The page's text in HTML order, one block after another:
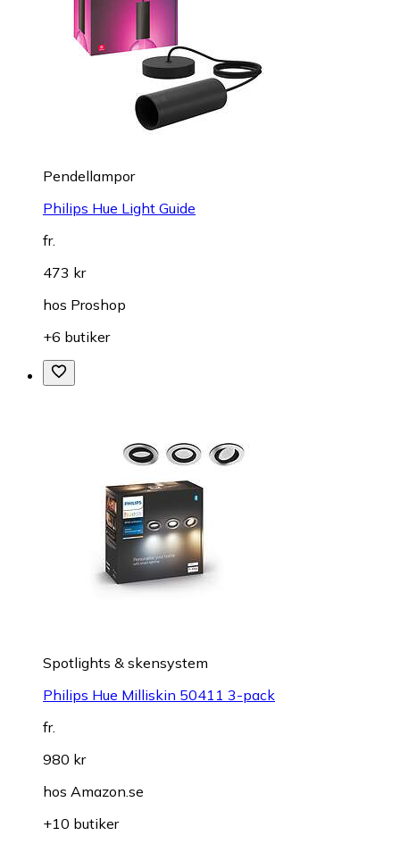
Pendellampor
Philips Hue Light Guide
fr.
473 kr
hos Proshop
+6 butiker
Spotlights & skensystem
Philips Hue Milliskin 50411 3-pack
fr.
980 kr
hos Amazon.se
+10 butiker